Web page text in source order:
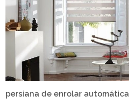
persiana de enrolar automática